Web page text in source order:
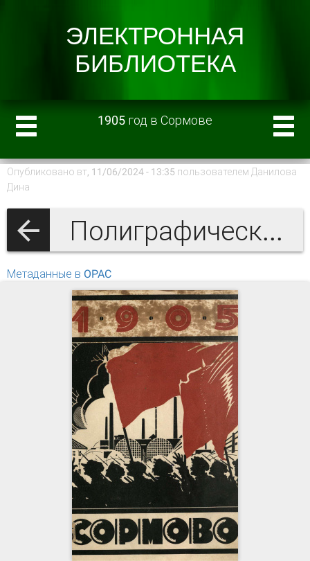
1905 год в Сормове
Опубликовано вт, 11/06/2024 - 13:35 пользователем Данилова
Дина
Полиграфическое искусство нижегородской книги
Метаданные в OPAC